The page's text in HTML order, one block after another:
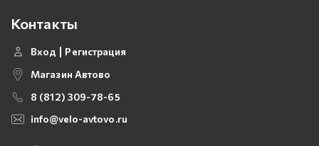
Контакты
Вход
Регистрация
Магазин Автово
8 (812) 309-78-65
info@velo-avtovo.ru